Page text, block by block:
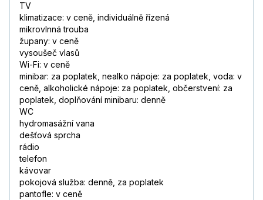
TV
klimatizace: v ceně, individuálně řízená
mikrovlnná trouba
župany: v ceně
vysoušeč vlasů
Wi-Fi: v ceně
minibar: za poplatek, nealko nápoje: za poplatek, voda: v
ceně, alkoholické nápoje: za poplatek, občerstvení: za
poplatek, doplňování minibaru: denně
WC
hydromasážní vana
dešťová sprcha
rádio
telefon
kávovar
pokojová služba: denně, za poplatek
pantofle: v ceně